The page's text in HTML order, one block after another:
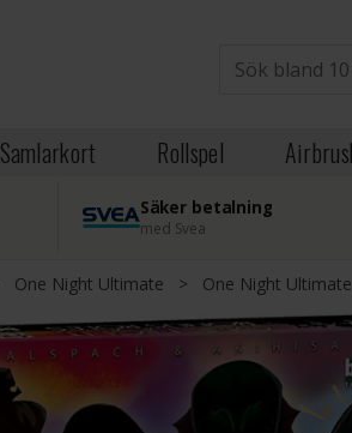
Samlarkort Rollspel
Säker betalning
med Svea
One Night Ultimate > One Night